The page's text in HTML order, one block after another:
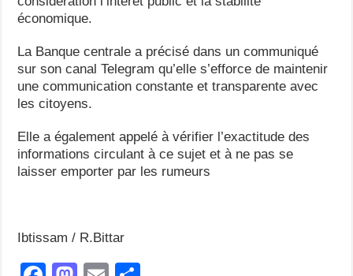
économique.
La Banque centrale a précisé dans un communiqué
sur son canal Telegram qu’elle s’efforce de maintenir
une communication constante et transparente avec
les citoyens.
Elle a également appelé à vérifier l’exactitude des
informations circulant à ce sujet et à ne pas se
laisser emporter par les rumeurs
Ibtissam / R.Bittar